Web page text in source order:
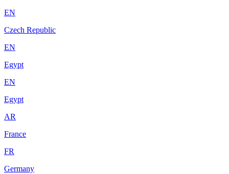
EN
Czech Republic
EN
Egypt
EN
Egypt
AR
France
FR
Germany